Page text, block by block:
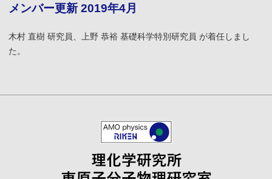
メンバー更新 2019年4月
木村 直樹 研究員、上野 恭裕 基礎科学特別研究員 が着任しまし
た。